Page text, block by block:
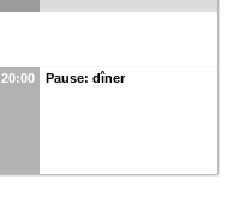
20:00 Pause: dîner